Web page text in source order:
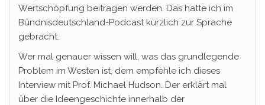
Wertschöpfung beitragen werden. Das hatte ich im
Bündnisdeutschland-Podcast kürzlich zur Sprache
gebracht.
Wer mal genauer wissen will, was das grundlegende
Problem im Westen ist, dem empfehle ich dieses
Interview mit Prof. Michael Hudson. Der erklärt mal
über die Ideengeschichte innerhalb der